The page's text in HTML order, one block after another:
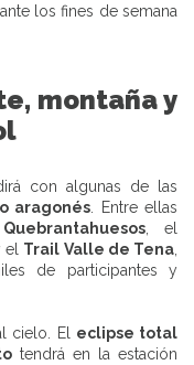
los fines de semana
montaña y
con algunas de las
aragonés . Entre ellas
, el
Trail Valle de Tena
de participantes y
cielo. El eclipse total
tendrá en la estación